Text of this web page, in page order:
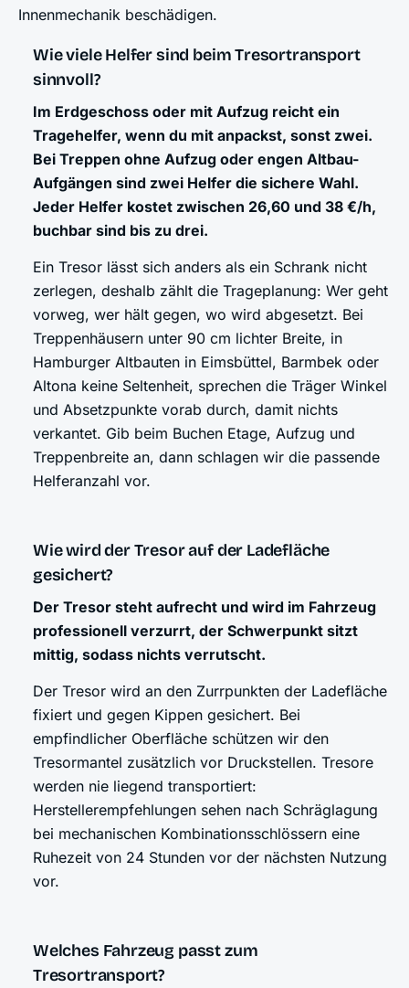
Innenmechanik beschädigen.
Wie viele Helfer sind beim Tresortransport
sinnvoll?
Im Erdgeschoss oder mit Aufzug reicht ein
Tragehelfer, wenn du mit anpackst, sonst zwei.
Bei Treppen ohne Aufzug oder engen Altbau-
Aufgängen sind zwei Helfer die sichere Wahl.
Jeder Helfer kostet zwischen 26,60 und 38 €/h,
buchbar sind bis zu drei.
Ein Tresor lässt sich anders als ein Schrank nicht
zerlegen, deshalb zählt die Trageplanung: Wer geht
vorweg, wer hält gegen, wo wird abgesetzt. Bei
Treppenhäusern unter 90 cm lichter Breite, in
Hamburger Altbauten in Eimsbüttel, Barmbek oder
Altona keine Seltenheit, sprechen die Träger Winkel
und Absetzpunkte vorab durch, damit nichts
verkantet. Gib beim Buchen Etage, Aufzug und
Treppenbreite an, dann schlagen wir die passende
Helferanzahl vor.
Wie wird der Tresor auf der Ladefläche
gesichert?
Der Tresor steht aufrecht und wird im Fahrzeug
professionell verzurrt, der Schwerpunkt sitzt
mittig, sodass nichts verrutscht.
Der Tresor wird an den Zurrpunkten der Ladefläche
fixiert und gegen Kippen gesichert. Bei
empfindlicher Oberfläche schützen wir den
Tresormantel zusätzlich vor Druckstellen. Tresore
werden nie liegend transportiert:
Herstellerempfehlungen sehen nach Schräglagung
bei mechanischen Kombinationsschlössern eine
Ruhezeit von 24 Stunden vor der nächsten Nutzung
vor.
Welches Fahrzeug passt zum
Tresortransport?